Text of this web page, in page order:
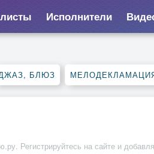
Исполнители
БЛЮЗ
Регистрируйтесь на сайте и